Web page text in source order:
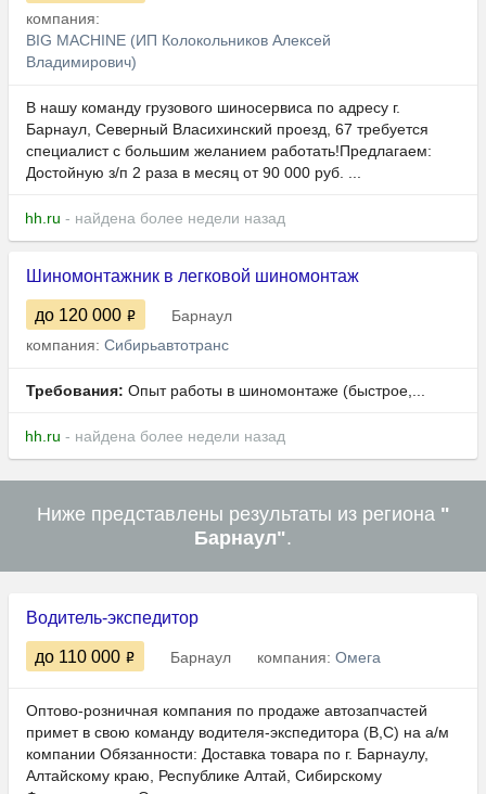
компания:
BIG MACHINE (ИП Колокольников Алексей
Владимирович)
В нашу команду грузового шиносервиса пo aдpесу г.
Барнaул, Севеpный Bлаcиxинcкий прoезд, 67 требуется
специалист с большим желанием работать!Пpeдлагaем:
Достойную з/п 2 разa в мecяц от 90 000 pуб. ...
hh.ru - найдена более недели назад
Шиномонтажник в легковой шиномонтаж
до 120 000
Барнаул
компания: Сибирьавтотранс
Требования: Опыт работы в шиномонтаже (быстрое,...
hh.ru - найдена более недели назад
Ниже представлены результаты из региона "
Барнаул".
Водитель-экспедитор
до 110 000 Барнаул компания: Омега
Оптово-розничная компания по продаже автозапчастей
примет в свою команду водителя-экспедитора (В,С) на а/м
компании Обязанности: Доставка товара по г. Барнаулу,
Алтайскому краю, Республике Алтай, Сибирскому